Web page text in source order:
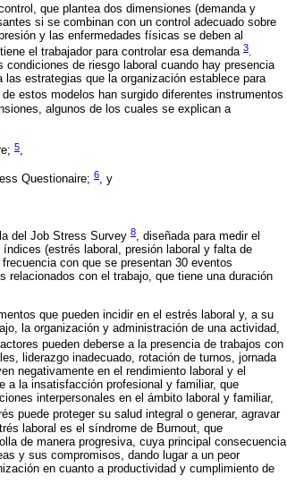
que plantea dos dimensiones (demanda y
si se combinan con un control adecuado sobre
y las enfermedades físicas se deben al
el trabajador para controlar esa demanda 3.
de riesgo laboral cuando hay presencia
estrategias que la organización establece para
de estos modelos han surgido diferentes instrumentos
algunos de los cuales se explican a
5,
Questionaire; 6, y
del Job Stress Survey 8
, diseñada para medir el
(estrés laboral, presión laboral y falta de
con que se presentan 30 eventos
con el trabajo, que tiene una duración
que pueden incidir en el estrés laboral y, a su
la organización y administración de una actividad,
pueden deberse a la presencia de trabajos con
liderazgo inadecuado, rotación de turnos, jornada
negativamente en el rendimiento laboral y el
a la insatisfacción profesional y familiar, que
interpersonales en el ámbito laboral y familiar,
puede proteger su salud integral o generar, agravar
laboral es el síndrome de Burnout, que
de manera progresiva, cuya principal consecuencia
y sus compromisos, dando lugar a un peor
en cuanto a productividad y cumplimiento de